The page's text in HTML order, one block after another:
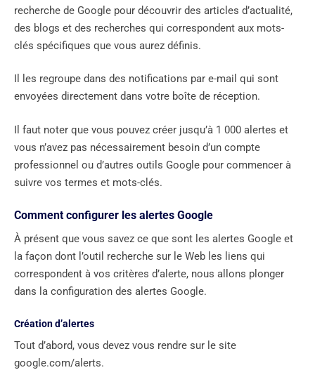
recherche de Google pour découvrir des articles d’actualité,
des blogs et des recherches qui correspondent aux mots-
clés spécifiques que vous aurez définis.
Il les regroupe dans des notifications par e-mail qui sont
envoyées directement dans votre boîte de réception.
Il faut noter que vous pouvez créer jusqu’à 1 000 alertes et
vous n’avez pas nécessairement besoin d’un compte
professionnel ou d’autres outils Google pour commencer à
suivre vos termes et mots-clés.
Comment configurer les alertes Google
À présent que vous savez ce que sont les alertes Google et
la façon dont l’outil recherche sur le Web les liens qui
correspondent à vos critères d’alerte, nous allons plonger
dans la configuration des alertes Google.
Création d’alertes
Tout d’abord, vous devez vous rendre sur le site
google.com/alerts.